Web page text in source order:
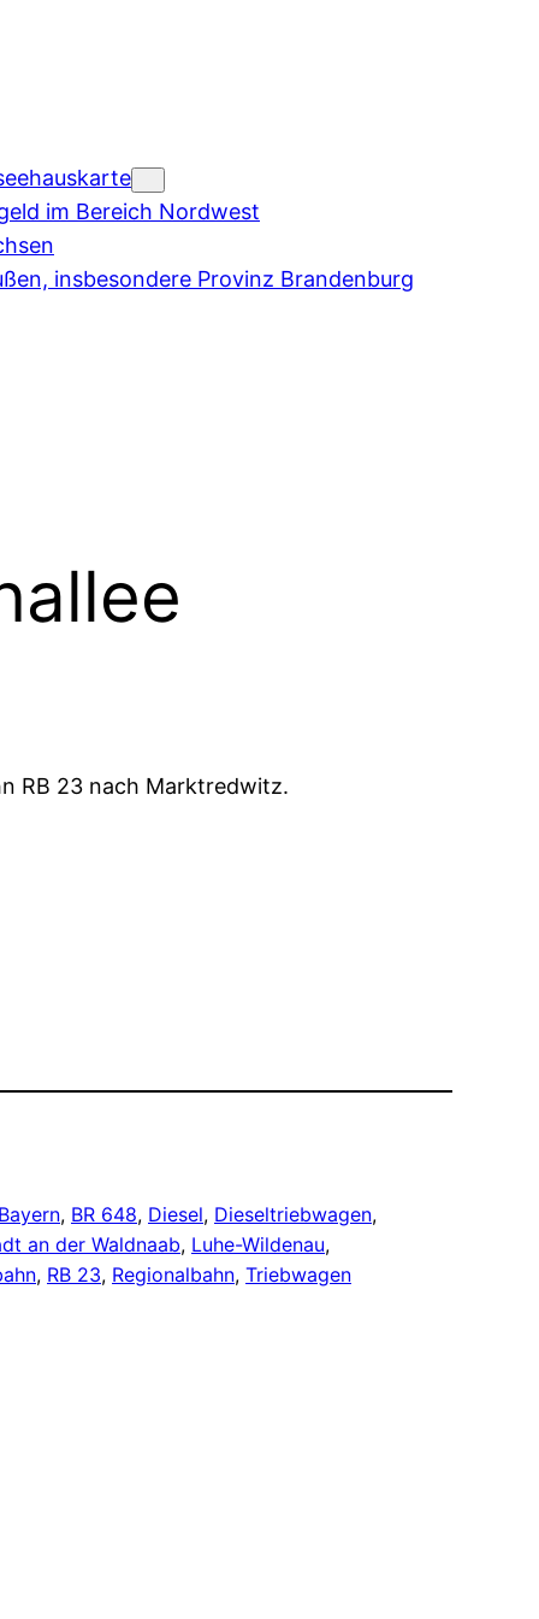
im Bereich Nordwest
insbesondere Provinz Brandenburg
RB 23 nach Marktredwitz.
, BR 648, Diesel, Dieseltriebwagen
an der Waldnaab, Luhe-Wildenau
, RB 23, Regionalbahn, Triebwagen